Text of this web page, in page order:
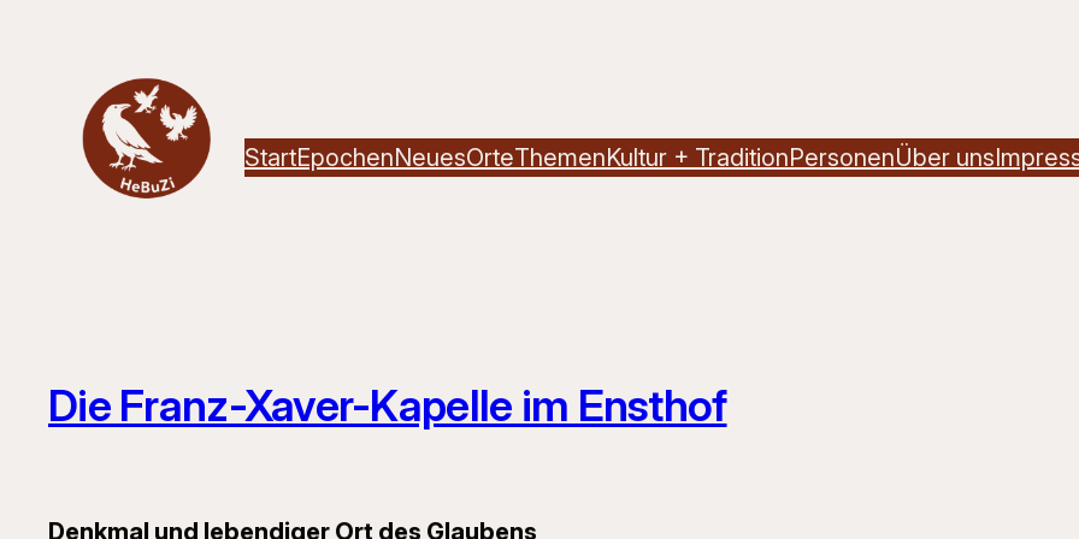
StartEpochenNeuesOrteThemenKultur + TraditionPersonenÜber uns
Die Franz-Xaver-Kapelle im Ensthof
Denkmal und lebendiger Ort des Glaubens